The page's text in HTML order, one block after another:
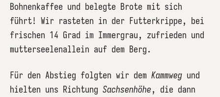
Bohnenkaffee und belegte Brote mit sich
führt! Wir rasteten in der Futterkrippe, bei
frischen 14 Grad im Immergrau, zufrieden und
mutterseelenallein auf dem Berg.
Für den Abstieg folgten wir dem Kammweg und
hielten uns Richtung Sachsenhöhe, die dann